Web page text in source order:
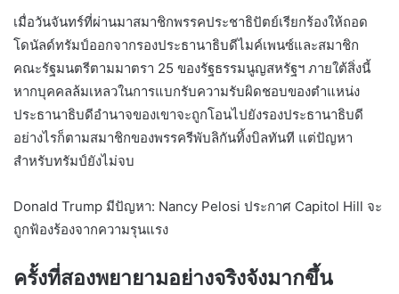
เมื่อวันจันทร์ที่ผ่านมาสมาชิกพรรคประชาธิปัตย์เรียกร้องให้ถอด
โดนัลด์ทรัมป์ออกจากรองประธานาธิบดีไมค์เพนซ์และสมาชิก
คณะรัฐมนตรีตามมาตรา 25 ของรัฐธรรมนูญสหรัฐฯ ภายใต้สิ่งนี้
หากบุคคลล้มเหลวในการแบกรับความรับผิดชอบของตำแหน่ง
ประธานาธิบดีอำนาจของเขาจะถูกโอนไปยังรองประธานาธิบดี
อย่างไรก็ตามสมาชิกของพรรครีพับลิกันทิ้งบิลทันที แต่ปัญหา
สำหรับทรัมป์ยังไม่จบ
Donald Trump มีปัญหา: Nancy Pelosi ประกาศ Capitol Hill จะ
ถูกฟ้องร้องจากความรุนแรง
ครั้งที่สองพยายามอย่างจริงจังมากขึ้น